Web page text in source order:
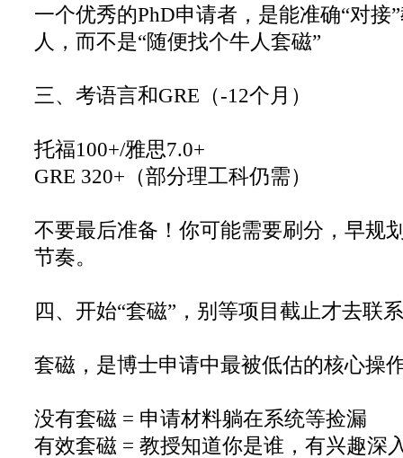
一个优秀的PhD申请者，是能准确“对接
人，而不是“随便找个牛人套磁”
三、考语言和GRE（-12个月）
托福100+/雅思7.0+
GRE 320+（部分理工科仍需）
不要最后准备！你可能需要刷分，早规
节奏。
四、开始“套磁”，别等项目截止才去联
套磁，是博士申请中最被低估的核心操
没有套磁 = 申请材料躺在系统等捡漏
有效套磁 = 教授知道你是谁，有兴趣深